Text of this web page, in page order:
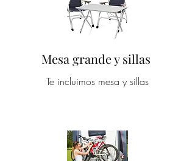
Mesa grande y sillas
Te incluimos mesa y sillas